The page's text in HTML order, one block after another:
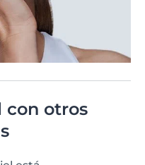
con otros